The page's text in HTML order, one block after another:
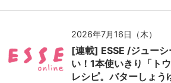
2026年7月16日（木）
[連載] ESSE /ジュー
い！1本使いきり「ト
レシピ。バターしょう